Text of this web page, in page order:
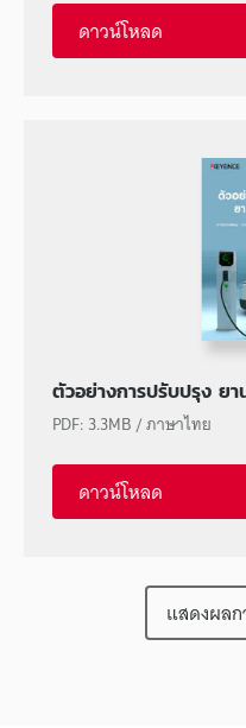
ดาวน์โหลด
ตัวอย่างการปรับปรุง ย
PDF: 3.3MB/ภาษาไทย
ดาวน์โหลด
แสดงผล